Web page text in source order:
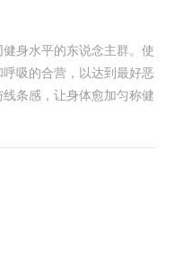
身水平的东说念主群。使
吸的合营，以达到最好恶
条感，让身体愈加匀称健